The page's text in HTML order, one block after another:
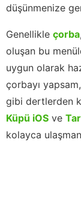
düşünmenize
Genellikle çorba
oluşan bu
uygun olarak
çorbayı
gibi dertlerden
Küpü iOS ve
kolayca